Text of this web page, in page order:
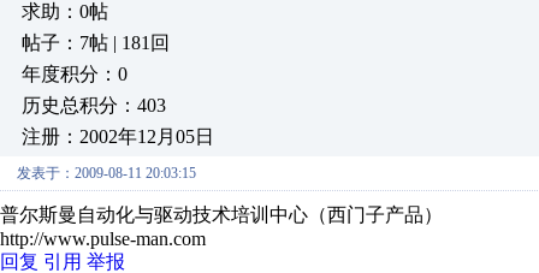
求助：0帖
帖子：7帖 | 181回
年度积分：0
历史总积分：403
注册：2002年12月05日
发表于：2009-08-11 20:03:15
普尔斯曼自动化与驱动技术培训中心（西门子产品）
http://www.pulse-man.com
回复 引用 举报